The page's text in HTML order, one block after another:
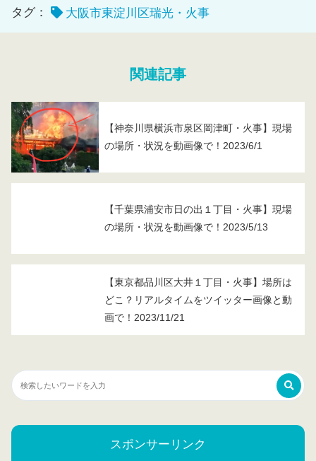
タグ：
大阪市東淀川区瑞光・火事
関連記事
【神奈川県横浜市泉区岡津町・火事】現場
の場所・状況を動画像で！2023/6/1
【千葉県浦安市日の出１丁目・火事】現場
の場所・状況を動画像で！2023/5/13
【東京都品川区大井１丁目・火事】場所は
どこ？リアルタイムをツイッター画像と動
画で！2023/11/21
スポンサーリンク